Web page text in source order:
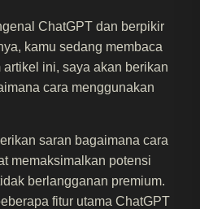
ChatGPT dan berpikir
kamu sedang membaca
ini, saya akan berikan
cara menggunakan
saran bagaimana cara
memaksimalkan potensi
berlangganan premium.
fitur utama ChatGPT